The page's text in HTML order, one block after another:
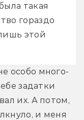
такая
гораздо
этой
особо много-
задатки
их. А потом,
и меня